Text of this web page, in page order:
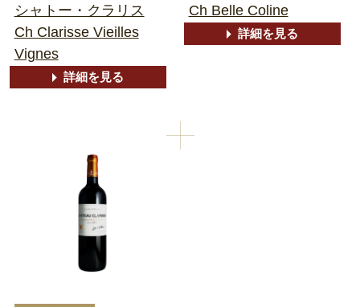
シャトー・クラリス
Ch Clarisse Vieilles
Vignes
詳細を見る
Ch Belle Coline
詳細を見る